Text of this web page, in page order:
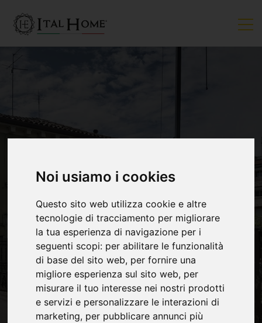
Noi usiamo i cookies
Questo sito web utilizza cookie e altre
tecnologie di tracciamento per migliorare
la tua esperienza di navigazione per i
seguenti scopi: per abilitare le funzionalità
di base del sito web, per fornire una
migliore esperienza sul sito web, per
misurare il tuo interesse nei nostri prodotti
e servizi e personalizzare le interazioni di
marketing, per pubblicare annunci più
VENDUTO